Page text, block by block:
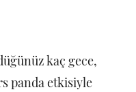
kaç gece,
panda etkisiyle